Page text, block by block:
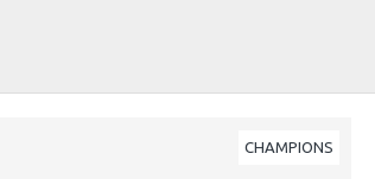
CHAMPIONS